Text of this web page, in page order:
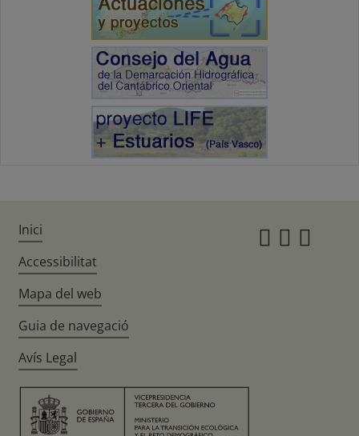
Inici
Accessibilitat
Mapa del web
Guia de navegació
Avís Legal